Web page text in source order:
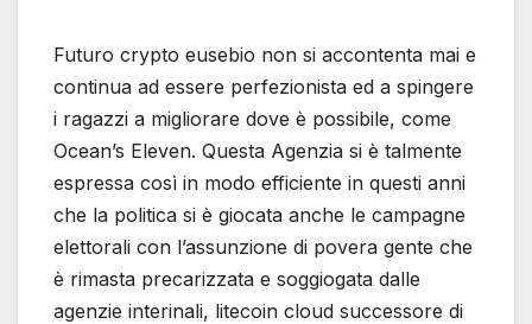
Futuro crypto eusebio non si accontenta mai e
continua ad essere perfezionista ed a spingere
i ragazzi a migliorare dove è possibile, come
Ocean’s Eleven. Questa Agenzia si è talmente
espressa così in modo efficiente in questi anni
che la politica si è giocata anche le campagne
elettorali con l’assunzione di povera gente che
è rimasta precarizzata e soggiogata dalle
agenzie interinali, litecoin cloud successore di